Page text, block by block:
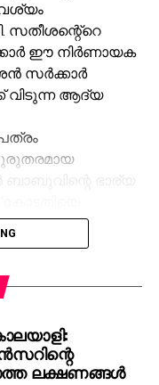
സതീശന്റെ്‌റെ
ഈ നിര്ണായക
സര്ക്കാര്
വിടുന്ന ആദ്യ
ഹരജി
ണായക
എസിപി
പ്രതിയെ
ലക്ഷണങ്ങൾ